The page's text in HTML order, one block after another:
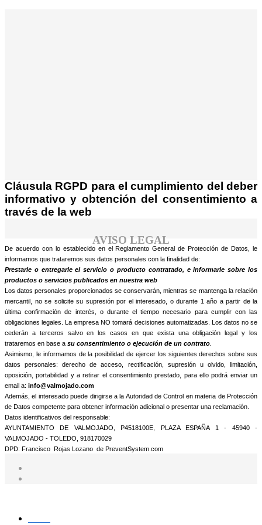
Cláusula RGPD para el cumplimiento del deber
informativo y obtención del consentimiento a
través de la web
AVISO LEGAL
De acuerdo con lo establecido en el Reglamento General de Protección de Datos, le
informamos que trataremos sus datos personales con la finalidad de:
Prestarle o entregarle el servicio o producto contratado, e informarle sobre los
productos o servicios publicados en nuestra web
Los datos personales proporcionados se conservarán, mientras se mantenga la relación
mercantil, no se solicite su supresión por el interesado, o durante 1 año a partir de la
última confirmación de interés, o durante el tiempo necesario para cumplir con las
obligaciones legales. La empresa NO tomará decisiones automatizadas. Los datos no se
cederán a terceros salvo en los casos en que exista una obligación legal y los
trataremos en base a su consentimiento o ejecución de un contrato.
Asimismo, le informamos de la posibilidad de ejercer los siguientes derechos sobre sus
datos personales: derecho de acceso, rectificación, supresión u olvido, limitación,
oposición, portabilidad y a retirar el consentimiento prestado, para ello podrá enviar un
email a: info@valmojado.com
Además, el interesado puede dirigirse a la Autoridad de Control en materia de Protección
de Datos competente para obtener información adicional o presentar una reclamación.
Datos identificativos del responsable:
AYUNTAMIENTO DE VALMOJADO, P4518100E, PLAZA ESPAÑA 1 - 45940 -
VALMOJADO - TOLEDO, 918170029
DPD: Francisco Rojas Lozano de PreventSystem.com